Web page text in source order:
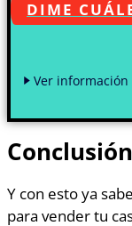
DIME
Ver
Conclusión
Y con esto ya
para vender tu